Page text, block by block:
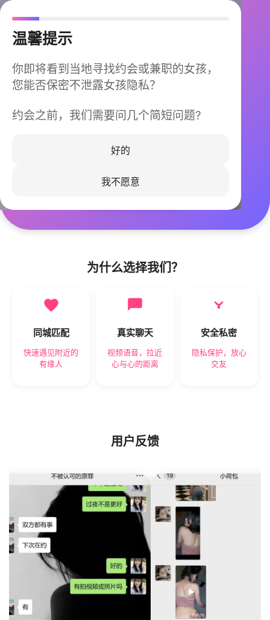
温馨提示
你即将看到当地寻找约会或兼职的女孩，
您能否保密不泄露女孩隐私？
约会之前，我们需要问几个简短问题?
好的
我不愿意
今晚不再孤单
同城快速匹配，马上认识身边的TA
立即下载
为什么选择我们？
同城匹配
快速遇见附近的
有缘人
真实聊天
视频语音，拉近
心与心的距离
安全私密
隐私保护，放心
交友
用户反馈